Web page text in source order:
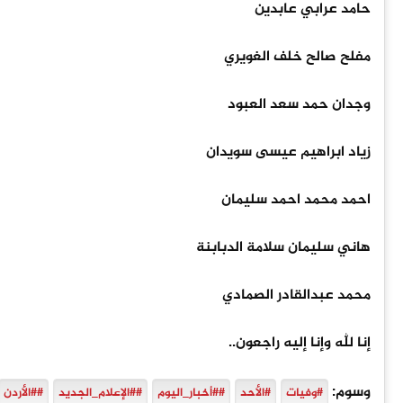
حامد عرابي عابدين
مفلح صالح خلف الغويري
وجدان حمد سعد العبود
زياد ابراهيم عيسى سويدان
احمد محمد احمد سليمان
هاني سليمان سلامة الدبابنة
محمد عبدالقادر الصمادي
إنا لله وإنا إليه راجعون..
وسوم: #وفيات #الأحد ##أخبار_اليوم ##الإعلام_الجديد ##الأردن